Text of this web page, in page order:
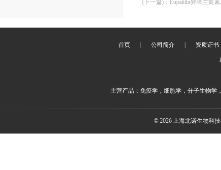
(下一篇) ： Eupatilin异泽兰黄
首页 公司简介 资质证书
主营产品：免疫学，细胞学，分子生物学
© 2026 上海北诺生物科